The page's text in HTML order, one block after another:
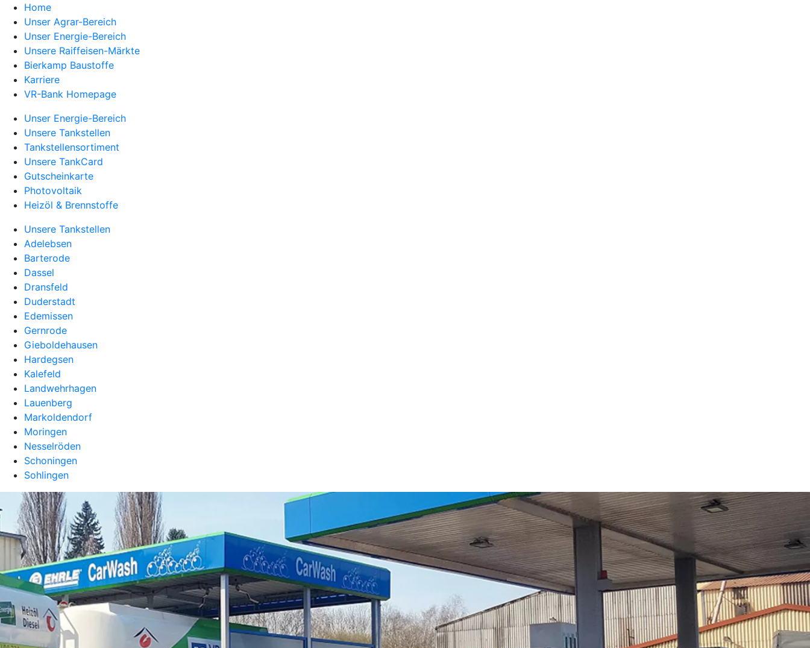
Home
Unser Agrar-Bereich
Unser Energie-Bereich
Unsere Raiffeisen-Märkte
Bierkamp Baustoffe
Karriere
VR-Bank Homepage
Unser Energie-Bereich
Unsere Tankstellen
Tankstellensortiment
Unsere TankCard
Gutscheinkarte
Photovoltaik
Heizöl & Brennstoffe
Unsere Tankstellen
Adelebsen
Barterode
Dassel
Dransfeld
Duderstadt
Edemissen
Gernrode
Gieboldehausen
Hardegsen
Kalefeld
Landwehrhagen
Lauenberg
Markoldendorf
Moringen
Nesselröden
Schoningen
Sohlingen